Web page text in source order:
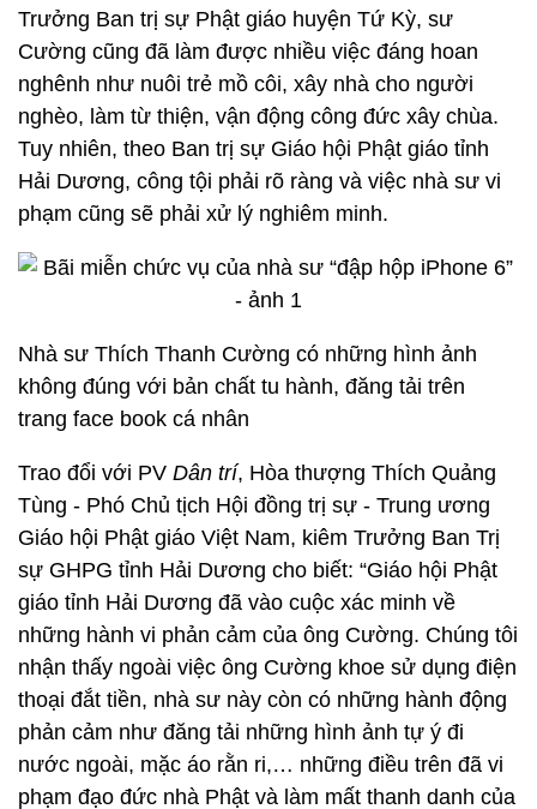
Trưởng Ban trị sự Phật giáo huyện Tứ Kỳ, sư
Cường cũng đã làm được nhiều việc đáng hoan
nghênh như nuôi trẻ mồ côi, xây nhà cho người
nghèo, làm từ thiện, vận động công đức xây chùa.
Tuy nhiên, theo Ban trị sự Giáo hội Phật giáo tỉnh
Hải Dương, công tội phải rõ ràng và việc nhà sư vi
phạm cũng sẽ phải xử lý nghiêm minh.
Nhà sư Thích Thanh Cường có những hình ảnh
không đúng với bản chất tu hành, đăng tải trên
trang face book cá nhân
Trao đổi với PV Dân trí, Hòa thượng Thích Quảng
Tùng - Phó Chủ tịch Hội đồng trị sự - Trung ương
Giáo hội Phật giáo Việt Nam, kiêm Trưởng Ban Trị
sự GHPG tỉnh Hải Dương cho biết: “Giáo hội Phật
giáo tỉnh Hải Dương đã vào cuộc xác minh về
những hành vi phản cảm của ông Cường. Chúng tôi
nhận thấy ngoài việc ông Cường khoe sử dụng điện
thoại đắt tiền, nhà sư này còn có những hành động
phản cảm như đăng tải những hình ảnh tự ý đi
nước ngoài, mặc áo rằn ri,… những điều trên đã vi
phạm đạo đức nhà Phật và làm mất thanh danh của